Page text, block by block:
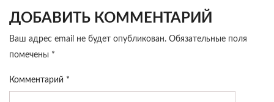
ДОБАВИТЬ КОММЕНТАРИЙ
Ваш адрес email не будет опубликован. Обязательные поля
помечены *
Комментарий *